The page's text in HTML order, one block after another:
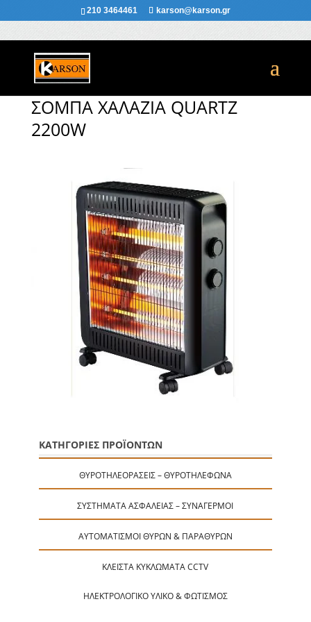
210 3464461 karson@karson.gr
ΣΌΜΠΑ ΧΑΛΑΖΊΑ QUARTZ
2200W
ΚΑΤΗΓΟΡΙΕΣ ΠΡΟΪΟΝΤΩΝ
ΘΥΡΟΤΗΛΕΟΡΆΣΕΙΣ – ΘΥΡΟΤΗΛΈΦΩΝΑ
ΣΥΣΤΉΜΑΤΑ ΑΣΦΑΛΕΊΑΣ – ΣΥΝΑΓΕΡΜΟΊ
ΑΥΤΟΜΑΤΙΣΜΟΊ ΘΥΡΏΝ & ΠΑΡΑΘΎΡΩΝ
ΚΛΕΙΣΤΆ ΚΥΚΛΏΜΑΤΑ CCTV
ΗΛΕΚΤΡΟΛΟΓΙΚΌ ΥΛΙΚΌ & ΦΩΤΙΣΜΌΣ